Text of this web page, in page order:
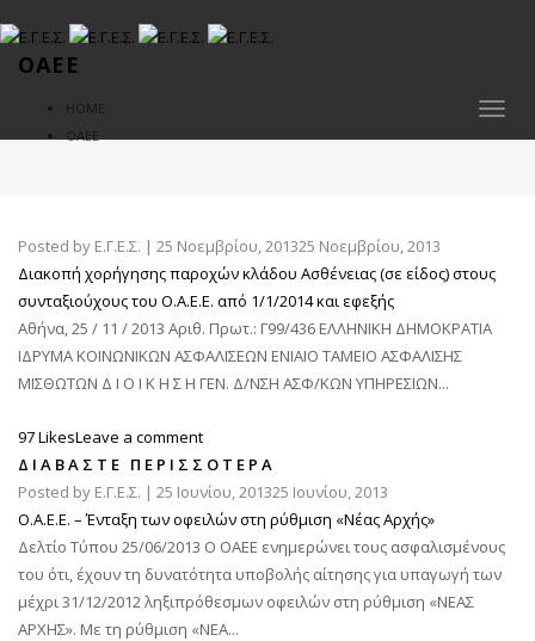
Toggle
ΟΑΕΕ
HOME
ΟΑΕΕ
Posted by Ε.Γ.Ε.Σ. | 25 Νοεμβρίου, 201325 Νοεμβρίου, 2013
Διακοπή χορήγησης παροχών κλάδου Ασθένειας (σε είδος) στους
συνταξιούχους του Ο.Α.Ε.Ε. από 1/1/2014 και εφεξής
Αθήνα, 25 / 11 / 2013 Αριθ. Πρωτ.: Γ99/436 ΕΛΛΗΝΙΚΗ ΔΗΜΟΚΡΑΤΙΑ
ΙΔΡΥΜΑ ΚΟΙΝΩΝΙΚΩΝ ΑΣΦΑΛΙΣΕΩΝ ΕΝΙΑΙΟ ΤΑΜΕΙΟ ΑΣΦΑΛΙΣΗΣ
ΜΙΣΘΩΤΩΝ Δ Ι Ο Ι Κ Η Σ Η ΓΕΝ. Δ/ΝΣΗ ΑΣΦ/ΚΩΝ ΥΠΗΡΕΣΙΩΝ...
97 LikesLeave a comment
ΔΙΑΒΆΣΤΕ ΠΕΡΙΣΣΌΤΕΡΑ
Posted by Ε.Γ.Ε.Σ. | 25 Ιουνίου, 201325 Ιουνίου, 2013
Ο.Α.Ε.Ε. – Ένταξη των οφειλών στη ρύθμιση «Νέας Αρχής»
Δελτίο Τύπου 25/06/2013 Ο ΟΑΕΕ ενημερώνει τους ασφαλισμένους
του ότι, έχουν τη δυνατότητα υποβολής αίτησης για υπαγωγή των
μέχρι 31/12/2012 ληξιπρόθεσμων οφειλών στη ρύθμιση «ΝΕΑΣ
ΑΡΧΗΣ». Με τη ρύθμιση «ΝΕΑ...